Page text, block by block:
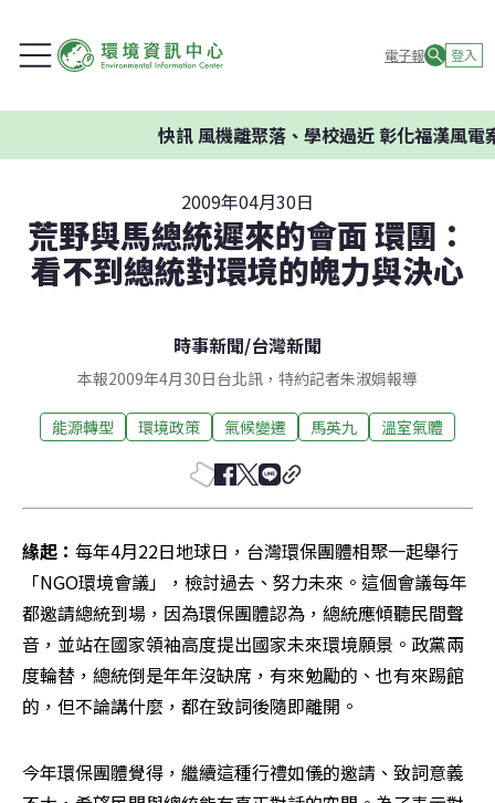
電子報 登入
快訊風機離聚落、學校過近 彰化福漢風電案
2009年04月30日
荒野與馬總統遲來的會面 環團：
看不到總統對環境的魄力與決心
時事新聞/台灣新聞
本報2009年4月30日台北訊，特約記者朱淑娟報導
能源轉型 環境政策 氣候變遷 馬英九 溫室氣體
緣起： 每年4月22日地球日，台灣環保團體相聚一起舉行
「NGO環境會議」，檢討過去、努力未來。這個會議每年
都邀請總統到場，因為環保團體認為，總統應傾聽民間聲
音，並站在國家領袖高度提出國家未來環境願景。政黨兩
度輪替，總統倒是年年沒缺席，有來勉勵的、也有來踢館
的，但不論講什麼，都在致詞後隨即離開。
今年環保團體覺得，繼續這種行禮如儀的邀請、致詞意義